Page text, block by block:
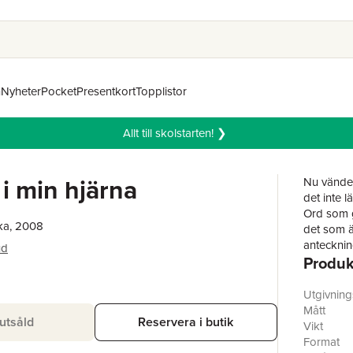
NyheterPocketPresentkortTopplistor
Allt till skolstarten! ❯
min hjärna
2008
Reservera i butik
Nu
det inte
Ord som
det som
Han tar
fem
Mått
Vikt
Format